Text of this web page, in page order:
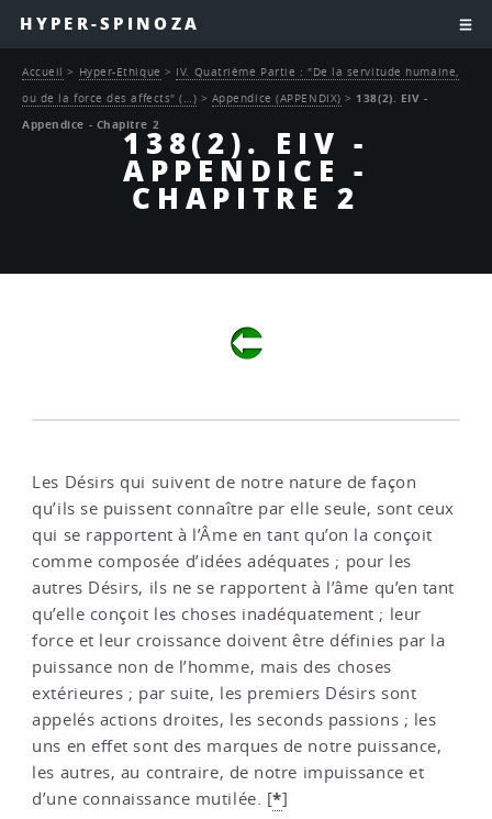
HYPER-SPINOZA
138(2). EIV -
APPENDICE -
CHAPITRE 2
Accueil > Hyper-Ethique > IV. Quatrième Partie : "De la servitude humaine,
ou de la force des affects" (…) > Appendice (APPENDIX) > 138(2). EIV -
Appendice - Chapitre 2
Les Désirs qui suivent de notre nature de façon
qu’ils se puissent connaître par elle seule, sont ceux
qui se rapportent à l’Âme en tant qu’on la conçoit
comme composée d’idées adéquates ; pour les
autres Désirs, ils ne se rapportent à l’âme qu’en tant
qu’elle conçoit les choses inadéquatement ; leur
force et leur croissance doivent être définies par la
puissance non de l’homme, mais des choses
extérieures ; par suite, les premiers Désirs sont
appelés actions droites, les seconds passions ; les
uns en effet sont des marques de notre puissance,
les autres, au contraire, de notre impuissance et
d’une connaissance mutilée. [*]